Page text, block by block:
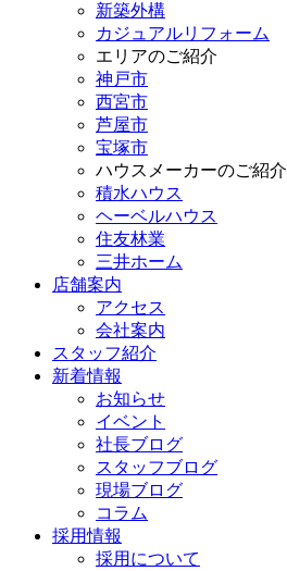
新築外構
カジュアルリフォーム
エリアのご紹介
神戸市
西宮市
芦屋市
宝塚市
ハウスメーカーのご紹介
積水ハウス
ヘーベルハウス
住友林業
三井ホーム
店舗案内
アクセス
会社案内
スタッフ紹介
新着情報
お知らせ
イベント
社長ブログ
スタッフブログ
現場ブログ
コラム
採用情報
採用について